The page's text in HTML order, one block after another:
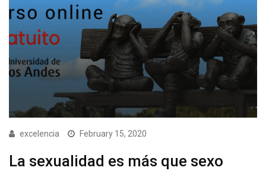
excelencia February 15, 2020
La sexualidad es más que sexo